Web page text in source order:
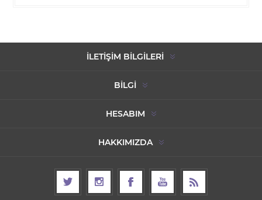
İLETIŞIM BILGILERI
BILGI
HESABIM
HAKKIMIZDA